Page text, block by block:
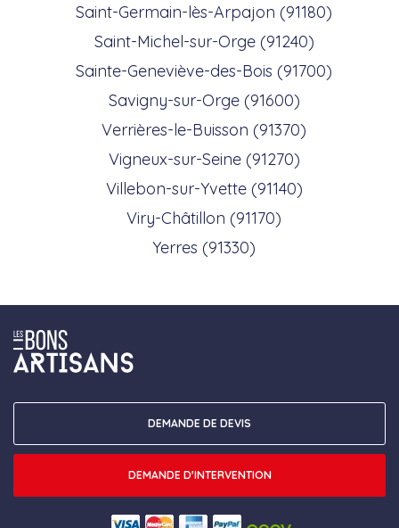
Saint-Germain-lès-Arpajon (91180)
Saint-Michel-sur-Orge (91240)
Sainte-Geneviève-des-Bois (91700)
Savigny-sur-Orge (91600)
Verrières-le-Buisson (91370)
Vigneux-sur-Seine (91270)
Villebon-sur-Yvette (91140)
Viry-Châtillon (91170)
Yerres (91330)
DEMANDE DE DEVIS
DEMANDE D'INTERVENTION